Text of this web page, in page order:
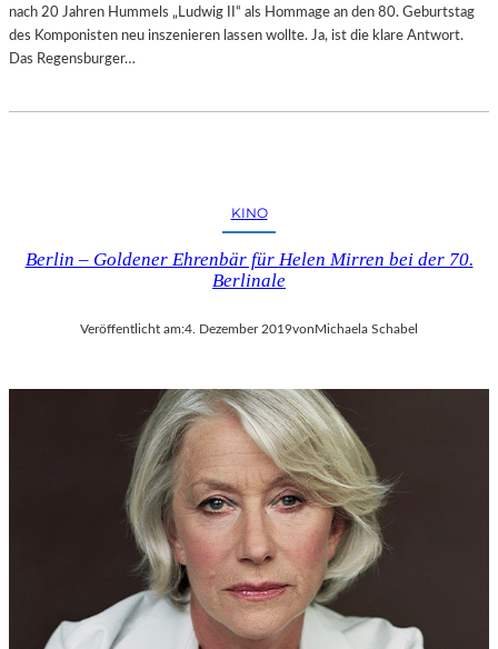
N
G
nach 20 Jahren Hummels „Ludwig II“ als Hommage an den 80. Geburtstag
des Komponisten neu inszenieren lassen wollte. Ja, ist die klare Antwort.
Das Regensburger…
KINO
Berlin – Goldener Ehrenbär für Helen Mirren bei der 70.
Berlinale
Veröffentlicht am:4. Dezember 2019vonMichaela Schabel